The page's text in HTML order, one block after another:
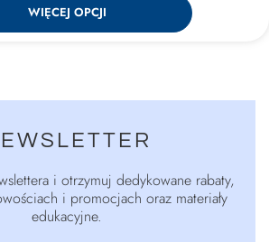
WIĘCEJ OPCJI
i otrzymuj dedykowane rabaty,
i promocjach oraz materiały
edukacyjne.